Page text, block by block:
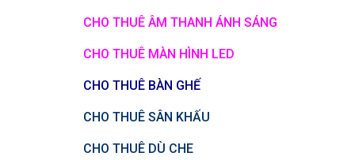
CHO THUÊ ÂM THANH ÁNH SÁNG
CHO THUÊ MÀN HÌNH LED
CHO THUÊ BÀN GHẾ
CHO THUÊ SÂN KHẤU
CHO THUÊ DÙ CHE